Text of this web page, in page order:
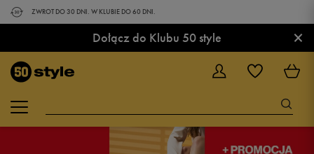
ZWROT DO 30 DNI. W KLUBIE DO 60 DNI.
Dołącz do Klubu 50 style ×